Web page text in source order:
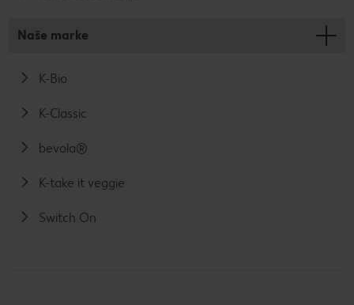
Naše marke
K-Bio
K-Classic
bevola®
K-take it veggie
Switch On